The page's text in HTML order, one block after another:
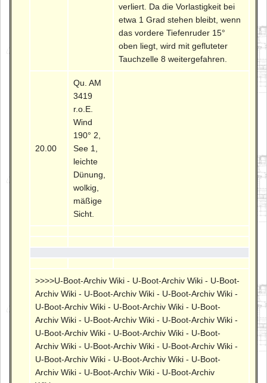
verliert. Da die Vorlastigkeit bei
etwa 1 Grad stehen bleibt, wenn
das vordere Tiefenruder 15°
oben liegt, wird mit gefluteter
Tauchzelle 8 weitergefahren.
20.00
Qu. AM
3419
r.o.E.
Wind
190° 2,
See 1,
leichte
Dünung,
wolkig,
mäßige
Sicht.
>>>>U-Boot-Archiv Wiki - U-Boot-Archiv Wiki - U-Boot-
Archiv Wiki - U-Boot-Archiv Wiki - U-Boot-Archiv Wiki -
U-Boot-Archiv Wiki - U-Boot-Archiv Wiki - U-Boot-
Archiv Wiki - U-Boot-Archiv Wiki - U-Boot-Archiv Wiki -
U-Boot-Archiv Wiki - U-Boot-Archiv Wiki - U-Boot-
Archiv Wiki - U-Boot-Archiv Wiki - U-Boot-Archiv Wiki -
U-Boot-Archiv Wiki - U-Boot-Archiv Wiki - U-Boot-
Archiv Wiki - U-Boot-Archiv Wiki - U-Boot-Archiv